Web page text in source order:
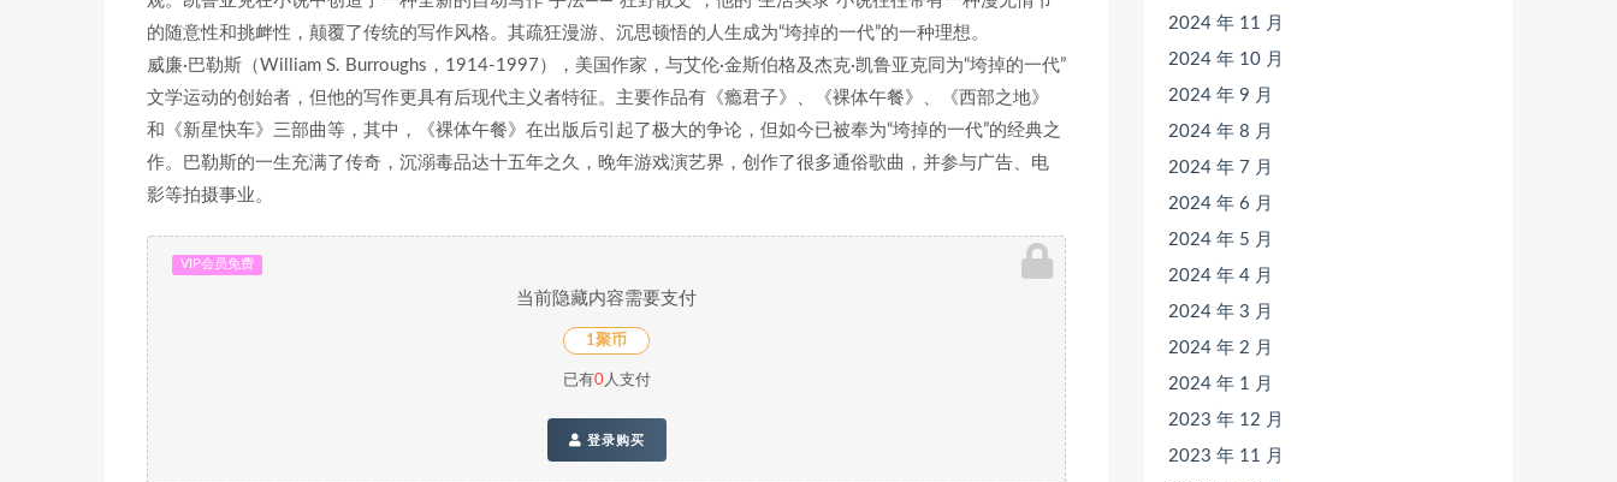
的随意性和挑衅性，颠覆了传统的写作风格。其疏狂漫游、沉思顿悟的人生成为“垮掉的一代”的一种理想。
威廉·巴勒斯（William S. Burroughs，1914-1997），美国作家，与艾伦·金斯伯格及杰克·凯鲁亚克同为“垮掉的一代”
文学运动的创始者，但他的写作更具有后现代主义者特征。主要作品有《瘾君子》、《裸体午餐》、《西部之地》
和《新星快车》三部曲等，其中，《裸体午餐》在出版后引起了极大的争论，但如今已被奉为“垮掉的一代”的经典之
作。巴勒斯的一生充满了传奇，沉溺毒品达十五年之久，晚年游戏演艺界，创作了很多通俗歌曲，并参与广告、电
影等拍摄事业。
VIP会员免费
当前隐藏内容需要支付
1聚币
已有0人支付
登录购买
2024 年 11 月
2024 年 10 月
2024 年 9 月
2024 年 8 月
2024 年 7 月
2024 年 6 月
2024 年 5 月
2024 年 4 月
2024 年 3 月
2024 年 2 月
2024 年 1 月
2023 年 12 月
2023 年 11 月